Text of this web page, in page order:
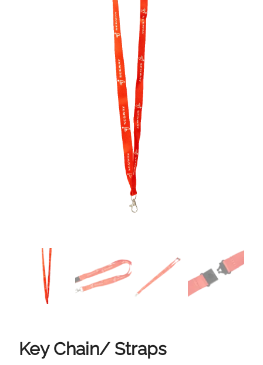
Key Chain/ Straps